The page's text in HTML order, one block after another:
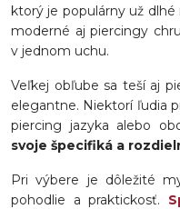
ktorý je populárny už
moderné aj piercingy
v jednom uchu.
Veľkej obľube sa teší aj
elegantne. Niektorí ľudia
piercing jazyka alebo
svoje špecifiká a
Pri výbere je dôležité
pohodlie a praktickosť.